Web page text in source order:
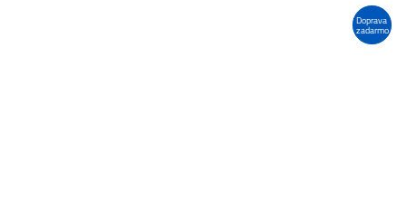
Doprava
zadarmo